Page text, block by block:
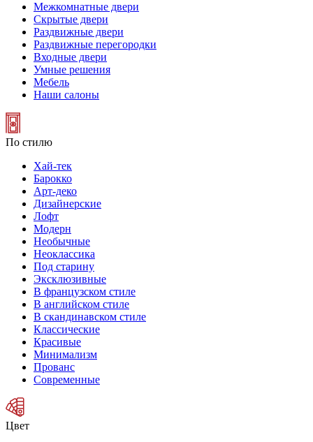
Межкомнатные двери
Скрытые двери
Раздвижные двери
Раздвижные перегородки
Входные двери
Умные решения
Мебель
Наши салоны
По стилю
Хай-тек
Барокко
Арт-деко
Дизайнерские
Лофт
Модерн
Необычные
Неоклассика
Под старину
Эксклюзивные
В французском стиле
В английском стиле
В скандинавском стиле
Классические
Красивые
Минимализм
Прованс
Современные
Цвет